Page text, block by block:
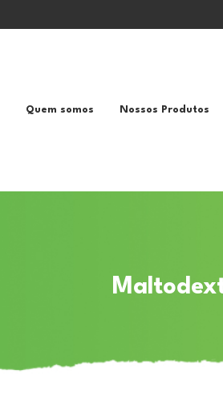
Quem somos Nossos Produtos